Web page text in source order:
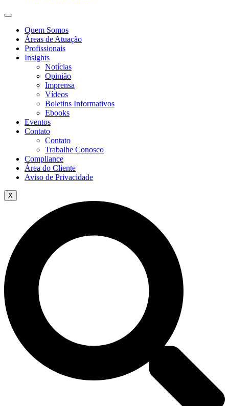
Quem Somos
Áreas de Atuação
Profissionais
Insights
Notícias
Opinião
Imprensa
Vídeos
Boletins Informativos
Ebooks
Eventos
Contato
Contato
Trabalhe Conosco
Compliance
Área do Cliente
Aviso de Privacidade
X